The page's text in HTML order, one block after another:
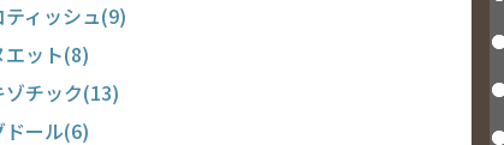
ティッシュ(9)
エット(8)
ゾチック(13)
ドール(6)